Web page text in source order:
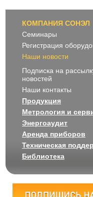
КОМПАНИЯ СОНЭЛ
Семинары
Регистрация
Наши новости
Подписка на
новостей
Наши контакты
Продукция
Метрология и
Энергоаудит
Аренда приборов
Техническая
Библиотека